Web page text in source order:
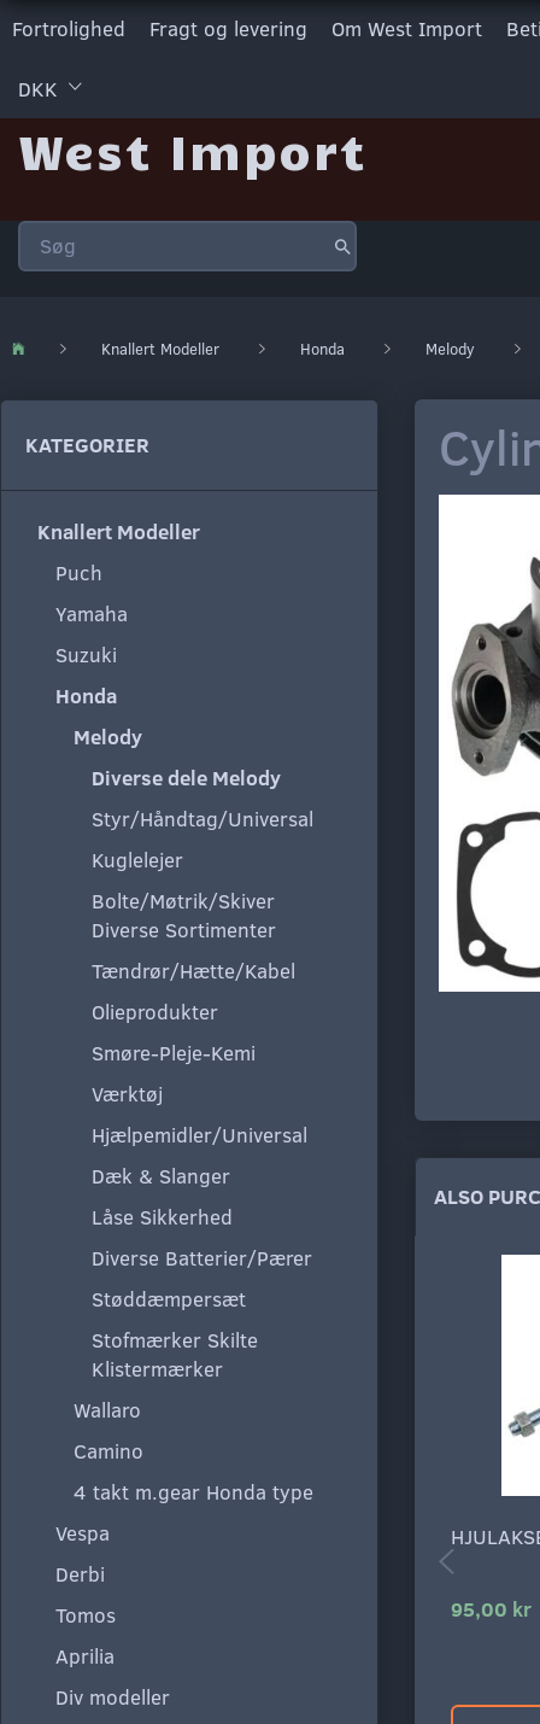
Fortrolighed Fragt og levering Om West Import
DKK
West Import
Knallert Modeller Honda Melody
KATEGORIER
Knallert Modeller
Puch
Yamaha
Suzuki
Honda
Melody
Diverse dele Melody
Styr/Håndtag/Universal
Kuglelejer
Bolte/Møtrik/Skiver
Diverse Sortimenter
Tændrør/Hætte/Kabel
Olieprodukter
Smøre-Pleje-Kemi
Værktøj
Hjælpemidler/Universal
Dæk & Slanger
Låse Sikkerhed
Diverse Batterier/Pærer
Støddæmpersæt
Stofmærker Skilte
Klistermærker
Wallaro
Camino
4 takt m.gear Honda type
Vespa
Derbi
Tomos
Aprilia
Div modeller
ALSO
95,00 kr